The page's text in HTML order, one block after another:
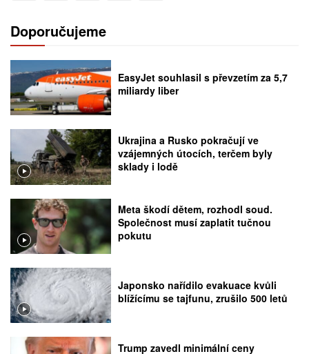
Doporučujeme
EasyJet souhlasil s převzetím za 5,7
miliardy liber
Ukrajina a Rusko pokračují ve
vzájemných útocích, terčem byly
sklady i lodě
Meta škodí dětem, rozhodl soud.
Společnost musí zaplatit tučnou
pokutu
Japonsko nařídilo evakuace kvůli
blížícímu se tajfunu, zrušilo 500 letů
Trump zavedl minimální ceny